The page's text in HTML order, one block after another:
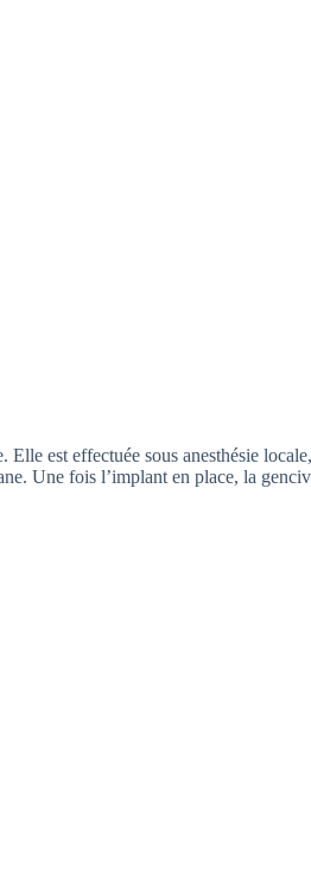
est effectuée sous anesthésie
Une fois l’implant en place, la